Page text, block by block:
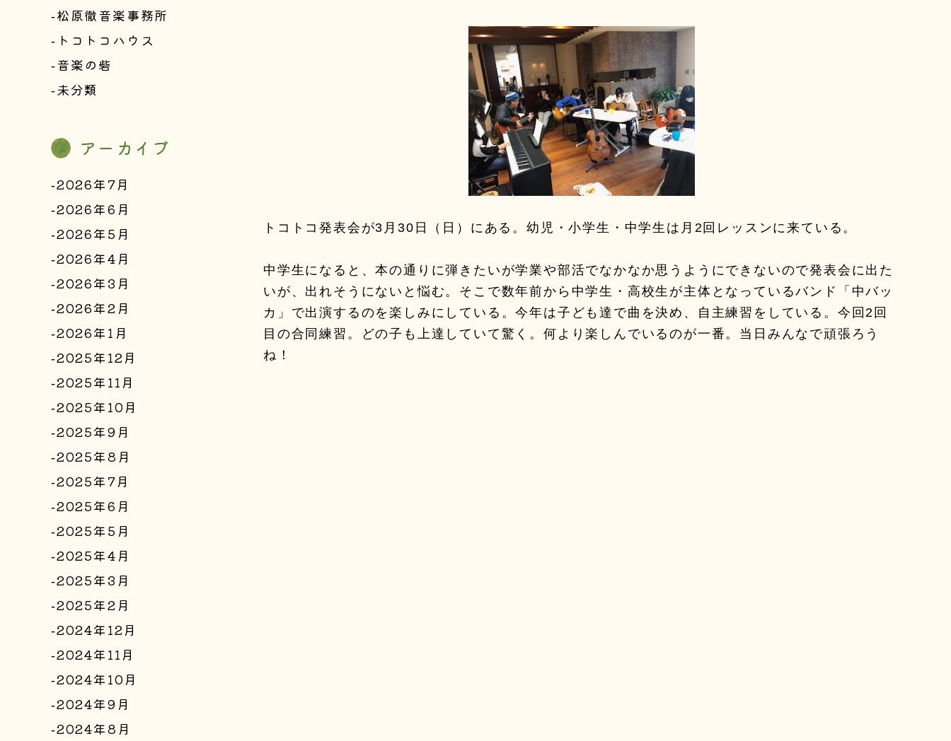
松原徹音楽事務所
トコトコハウス
音楽の砦
未分類
アーカイブ
2026年7月
2026年6月
2026年5月
2026年4月
2026年3月
2026年2月
2026年1月
2025年12月
2025年11月
2025年10月
2025年9月
2025年8月
2025年7月
2025年6月
2025年5月
2025年4月
2025年3月
2025年2月
2024年12月
2024年11月
2024年10月
2024年9月
2024年8月
トコトコ発表会が3月30日（日）にある。幼児・小学生・中学生は月2回レッスンに来ている。
中学生になると、本の通りに弾きたいが学業や部活でなかなか思うようにできないので発表会に出た
いが、出れそうにないと悩む。そこで数年前から中学生・高校生が主体となっているバンド「中バッ
カ」で出演するのを楽しみにしている。今年は子ども達で曲を決め、自主練習をしている。今回2回
目の合同練習。どの子も上達していて驚く。何より楽しんでいるのが一番。当日みんなで頑張ろう
ね！